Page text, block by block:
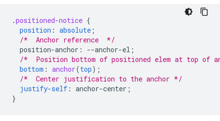
.positioned-notice {
position : absolute ;
/*  Anchor reference  */
position-anchor : --anchor-el ;
/*  Position bottom of positioned elem at top of
bottom : anchor(top);
/*  Center justification to the anchor */
justify-self : anchor-center ;
}